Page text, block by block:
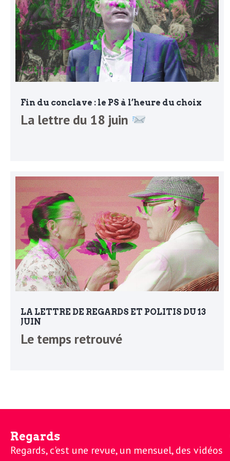
o
m
U
S
L
a
L
e
t
t
e
d
r
d
s
Fin du conclave : le PS à l’heure du choix
La lettre du 18 juin
LA LETTRE DE REGARDS ET POLITIS DU 13
JUIN
Le temps retrouvé
Regards
Regards, c'est une revue, un mensuel, des vidéos